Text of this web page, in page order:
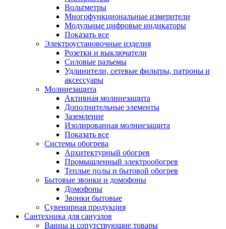
Вольтметры
Многофункциональные измерители
Модульные цифровые индикаторы
Показать все
Электроустановочные изделия
Розетки и выключатели
Силовые разъемы
Удлинители, сетевые фильтры, патроны и
аксессуары
Молниезащита
Активная молниезащита
Дополнительные элементы
Заземление
Изолированная молниезащита
Показать все
Системы обогрева
Архитектурный обогрев
Промышленный электрообогрев
Теплые полы и бытовой обогрев
Бытовые звонки и домофоны
Домофоны
Звонки бытовые
Сувенирная продукция
Сантехника для санузлов
Ванны и сопутствующие товары